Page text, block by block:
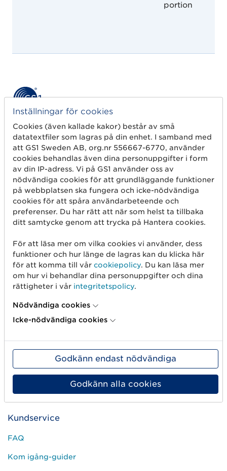
portion
Kom igång
Skapa streckkod
Använd GLN
Sälj på marknadsplatser
Dela artikelinformation
Mät produkten rätt
Börja med spårbarhet
Om oss
Jobba hos oss
Kontakta oss
Kundservice
FAQ
Kom igång-guider
Inställningar för cookies
Cookies (även kallade kakor) består av små
datatextfiler som lagras på din enhet. I samband med
att GS1 Sweden AB, org.nr 556667-6770, använder
cookies behandlas även dina personuppgifter i form
av din IP-adress. Vi på GS1 använder oss av
nödvändiga cookies för att grundläggande funktioner
på webbplatsen ska fungera och icke-nödvändiga
cookies för att spåra användarbeteende och
preferenser. Du har rätt att när som helst ta tillbaka
ditt samtycke genom att trycka på Hantera cookies.
För att läsa mer om vilka cookies vi använder, dess
funktioner och hur länge de lagras kan du klicka här
för att komma till vår cookiepolicy. Du kan läsa mer
om hur vi behandlar dina personuppgifter och dina
rättigheter i vår integritetspolicy.
Nödvändiga cookies
Icke-nödvändiga cookies
Godkänn endast nödvändiga
Godkänn alla cookies